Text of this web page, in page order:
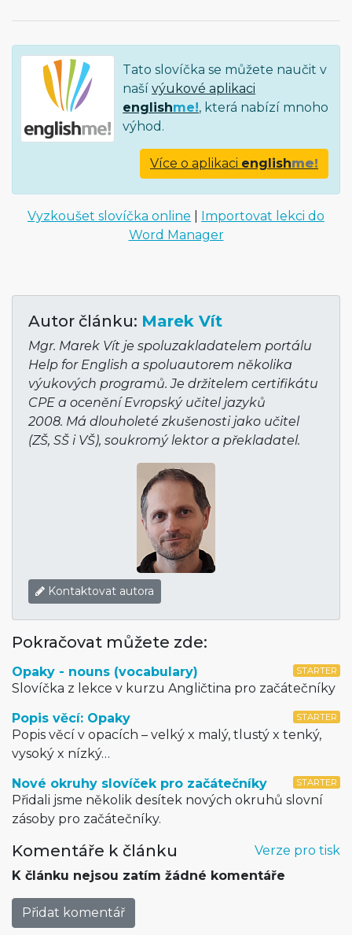
Tato slovíčka se můžete naučit v
naší výukové aplikaci
englishme!, která nabízí mnoho
výhod.
Více o aplikaci englishme!
Vyzkoušet slovíčka online
Importovat lekci do
Word Manager
Autor článku: Marek Vít
Mgr. Marek Vít je spoluzakladatelem portálu
Help for English a spoluautorem několika
výukových programů. Je držitelem certifikátu
CPE a ocenění Evropský učitel jazyků
2008. Má dlouholeté zkušenosti jako učitel
(ZŠ, SŠ i VŠ), soukromý lektor a překladatel.
Kontaktovat autora
Pokračovat můžete zde:
STARTER
Opaky - nouns (vocabulary)
Slovíčka z lekce v kurzu Angličtina pro začátečníky
STARTER
Popis věcí: Opaky
Popis věcí v opacích – velký x malý, tlustý x tenký,
vysoký x nízký…
STARTER
Nové okruhy slovíček pro začátečníky
Přidali jsme několik desítek nových okruhů slovní
zásoby pro začátečníky.
Verze pro tisk
Komentáře k článku
K článku nejsou zatím žádné komentáře
Přidat komentář